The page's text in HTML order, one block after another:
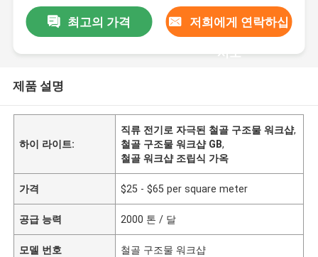
최고의 가격 저희에게 연락하십
시오
제품 설명
하이 라이트:
직류 전기로 자극된 철골 구조물 워크샵,
철골 구조물 워크샵 GB,
철골 워크샵 조립식 가옥
가격 $25 - $65 per square meter
공급 능력 2000 톤 / 달
모델 번호 철골 구조물 워크샵